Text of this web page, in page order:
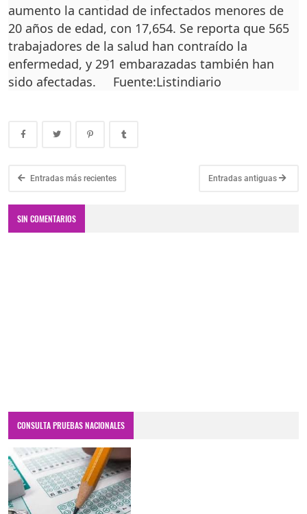
aumento la cantidad de infectados menores de
20 años de edad, con 17,654. Se reporta que 565
trabajadores de la salud han contraído la
enfermedad, y 291 embarazadas también han
sido afectadas. Fuente:Listindiario
Entradas más recientes Entradas antiguas
SIN COMENTARIOS
CONSULTA PRUEBAS NACIONALES